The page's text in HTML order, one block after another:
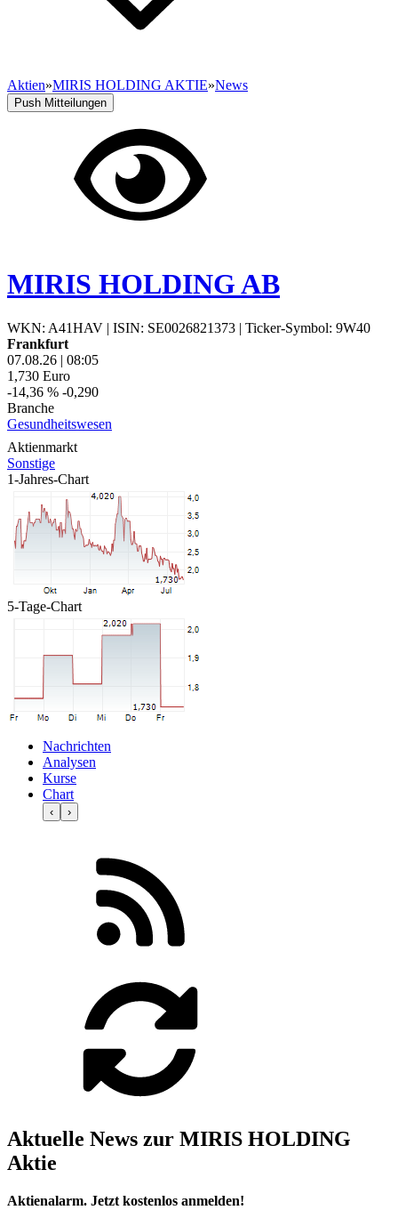
Aktien»MIRIS HOLDING AKTIE»News
Push Mitteilungen
MIRIS HOLDING AB
WKN: A41HAV | ISIN: SE0026821373 | Ticker-Symbol: 9W40
Frankfurt
07.08.26 | 08:05
1,730 Euro
-14,36 % -0,290
Branche
Gesundheitswesen
Aktienmarkt
Sonstige
1-Jahres-Chart
5-Tage-Chart
Nachrichten
Analysen
Kurse
Chart
‹ ›
Aktuelle News zur MIRIS HOLDING
Aktie
Aktienalarm. Jetzt kostenlos anmelden!